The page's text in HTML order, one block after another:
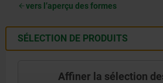
vers l’aperçu des formes
SÉLECTION DE PRODUITS
Affiner la sélection